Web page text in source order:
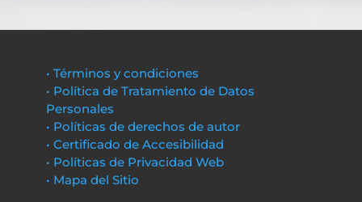
• Términos y condiciones
• Política de Tratamiento de Datos
Personales
• Políticas de derechos de autor
• Certificado de Accesibilidad
• Políticas de Privacidad Web
• Mapa del Sitio